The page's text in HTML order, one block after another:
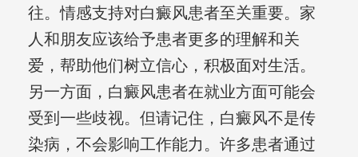
往。情感支持对白癜风患者至关重要。家
人和朋友应该给予患者更多的理解和关
爱，帮助他们树立信心，积极面对生活。
另一方面，白癜风患者在就业方面可能会
受到一些歧视。但请记住，白癜风不是传
染病，不会影响工作能力。许多患者通过